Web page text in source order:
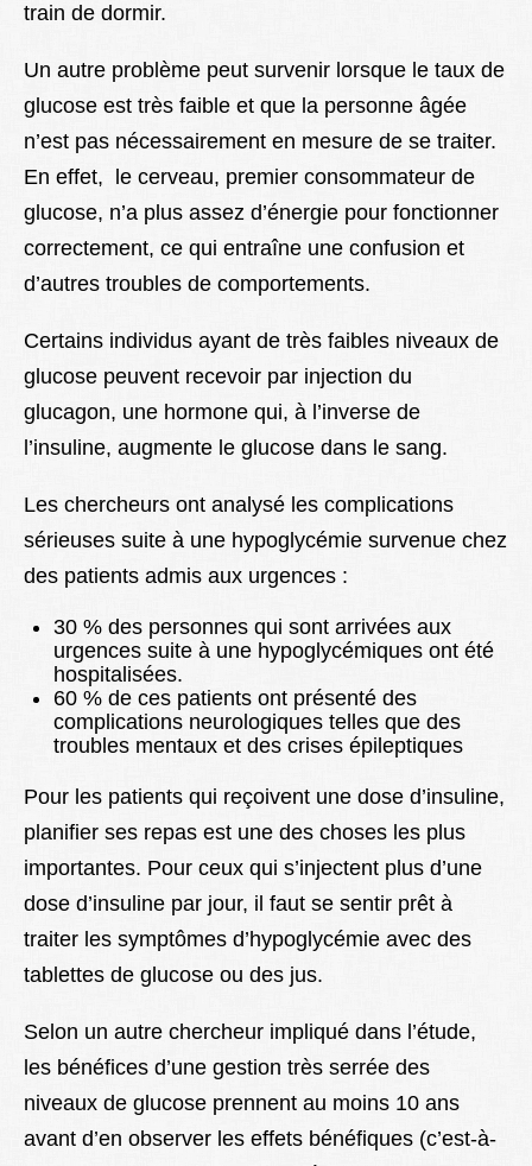
train de dormir.
Un autre problème peut survenir lorsque le taux de
glucose est très faible et que la personne âgée
n’est pas nécessairement en mesure de se traiter.
En effet, le cerveau, premier consommateur de
glucose, n’a plus assez d’énergie pour fonctionner
correctement, ce qui entraîne une confusion et
d’autres troubles de comportements.
Certains individus ayant de très faibles niveaux de
glucose peuvent recevoir par injection du
glucagon, une hormone qui, à l’inverse de
l’insuline, augmente le glucose dans le sang.
Les chercheurs ont analysé les complications
sérieuses suite à une hypoglycémie survenue chez
des patients admis aux urgences :
30 % des personnes qui sont arrivées aux
urgences suite à une hypoglycémiques ont été
hospitalisées.
60 % de ces patients ont présenté des
complications neurologiques telles que des
troubles mentaux et des crises épileptiques
Pour les patients qui reçoivent une dose d’insuline,
planifier ses repas est une des choses les plus
importantes. Pour ceux qui s’injectent plus d’une
dose d’insuline par jour, il faut se sentir prêt à
traiter les symptômes d’hypoglycémie avec des
tablettes de glucose ou des jus.
Selon un autre chercheur impliqué dans l’étude,
les bénéfices d’une gestion très serrée des
niveaux de glucose prennent au moins 10 ans
avant d’en observer les effets bénéfiques (c’est-à-